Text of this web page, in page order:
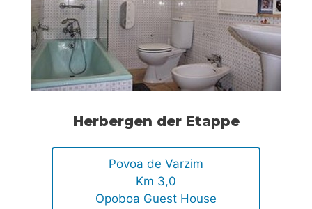
Herbergen der Etappe
Povoa de Varzim
Km 3,0
Opoboa Guest House